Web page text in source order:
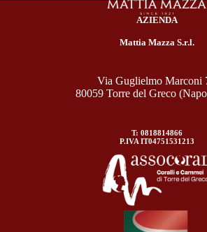
AZIENDA
Mattia Mazza S.r.l.
Via Guglielmo Marconi
80059 Torre del Greco
T: 0818814866
P.IVA IT04751531213